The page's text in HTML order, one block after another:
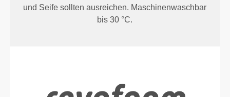
und Seife sollten ausreichen. Maschinenwaschbar
bis 30 °C.